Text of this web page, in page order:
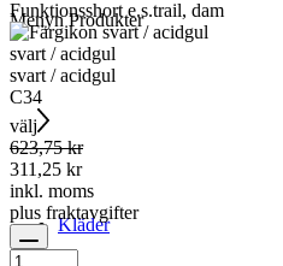
Menyn Produkter
Kläder
Funktionsshort e.s.trail, dam
svart / acidgul
svart / acidgul
C34
välj
623,75 kr
311,25 kr
inkl. moms
plus fraktavgifter